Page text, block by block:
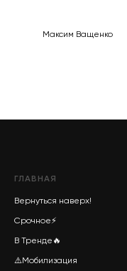
Максим Ващенко
ГЛАВНАЯ
Вернуться наверх!
Срочное⚡
В Тренде 🔥
⚠️Мобилизация